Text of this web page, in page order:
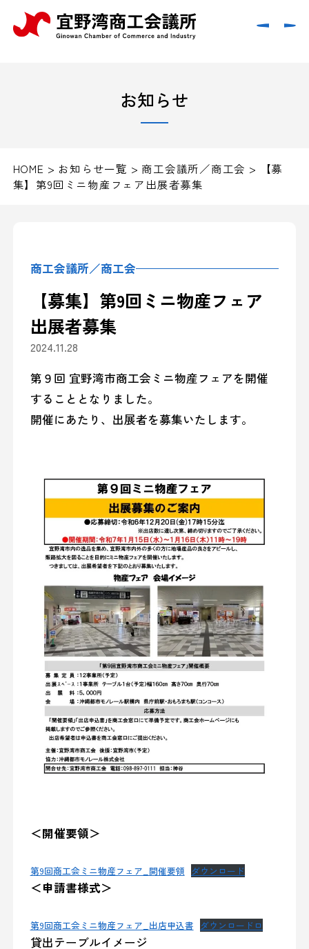
お知らせ
HOME > お知らせ一覧 > 商工会議所／商工会 >
【募
集】第9回ミニ物産フェア出展者募集
商工会議所／商工会
【募集】第9回ミニ物産フェア
出展者募集
2024.11.28
第９回 宜野湾市商工会ミニ物産フェアを開催
することとなりました。
開催にあたり、出展者を募集いたします。
＜開催要領＞
第9回商工会ミニ物産フェア_開催要領 ダウンロード
＜申請書様式＞
第9回商工会ミニ物産フェア_出店申込書 ダウンロードロ
貸出テーブルイメージ